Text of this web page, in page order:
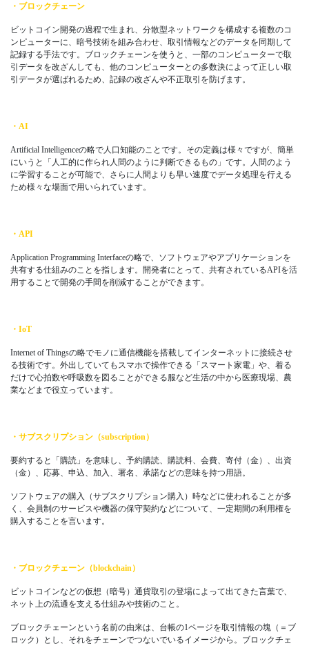
・ブロックチェーン
ビットコイン開発の過程で生まれ、分散型ネットワークを構成する複数のコ
ンピューターに、暗号技術を組み合わせ、取引情報などのデータを同期して
記録する手法です。ブロックチェーンを使うと、一部のコンピューターで取
引データを改ざんしても、他のコンピューターとの多数決によって正しい取
引データが選ばれるため、記録の改ざんや不正取引を防げます。
・AI
Artificial Intelligenceの略で人口知能のことです。その定義は様々ですが、簡単
にいうと「人工的に作られ人間のように判断できるもの」です。人間のよう
に学習することが可能で、さらに人間よりも早い速度でデータ処理を行える
ため様々な場面で用いられています。
・API
Application Programming Interfaceの略で、ソフトウェアやアプリケーションを
共有する仕組みのことを指します。開発者にとって、共有されているAPIを活
用することで開発の手間を削減することができます。
・IoT
Internet of Thingsの略でモノに通信機能を搭載してインターネットに接続させ
る技術です。外出していてもスマホで操作できる「スマート家電」や、着る
だけで心拍数や呼吸数を図ることができる服など生活の中から医療現場、農
業などまで役立っています。
・サブスクリプション（subscription）
要約すると「購読」を意味し、予約購読、購読料、会費、寄付（金）、出資
（金）、応募、申込、加入、署名、承諾などの意味を持つ用語。
ソフトウェアの購入（サブスクリプション購入）時などに使われることが多
く、会員制のサービスや機器の保守契約などについて、一定期間の利用権を
購入することを言います。
・ブロックチェーン（blockchain）
ビットコインなどの仮想（暗号）通貨取引の登場によって出てきた言葉で、
ネット上の流通を支える仕組みや技術のこと。
ブロックチェーンという名前の由来は、台帳の1ページを取引情報の塊（＝ブ
ロック）とし、それをチェーンでつないでいるイメージから。ブロックチェ